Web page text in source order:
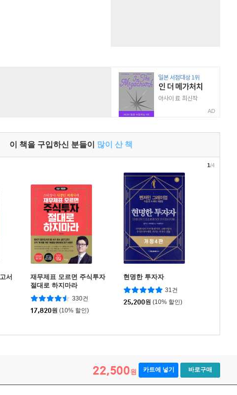
AD
이 책을 구입하신 분들이 많이 산 책
서
재무제표 모르면 주식투자
절대로 하지마라
330건
17,820원 (10% 할인)
현명한 투자자
31건
25,200원 (10% 할인)
1/4
22,500원 카트에 넣기 바로구매